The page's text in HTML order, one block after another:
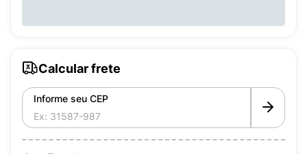
Calcular frete
Informe seu CEP